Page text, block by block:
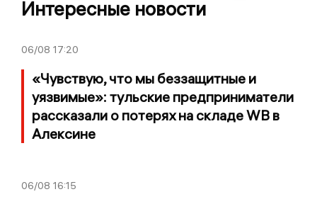
Интересные новости
06/08 17:20
«Чувствую, что мы беззащитные и
уязвимые»: тульские предприниматели
рассказали о потерях на складе WB в
Алексине
06/08 16:15